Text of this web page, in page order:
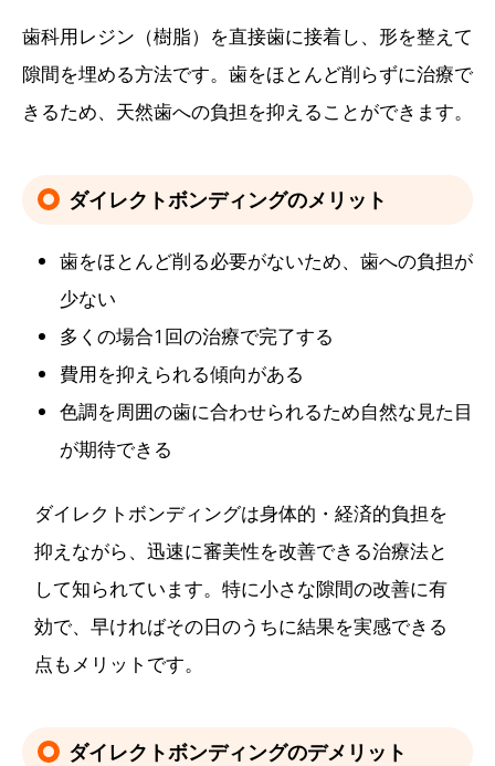
歯科用レジン（樹脂）を直接歯に接着し、形を整えて
隙間を埋める方法です。歯をほとんど削らずに治療で
きるため、天然歯への負担を抑えることができます。
ダイレクトボンディングのメリット
歯をほとんど削る必要がないため、歯への負担が
少ない
多くの場合1回の治療で完了する
費用を抑えられる傾向がある
色調を周囲の歯に合わせられるため自然な見た目
が期待できる
ダイレクトボンディングは身体的・経済的負担を
抑えながら、迅速に審美性を改善できる治療法と
して知られています。特に小さな隙間の改善に有
効で、早ければその日のうちに結果を実感できる
点もメリットです。
ダイレクトボンディングのデメリット